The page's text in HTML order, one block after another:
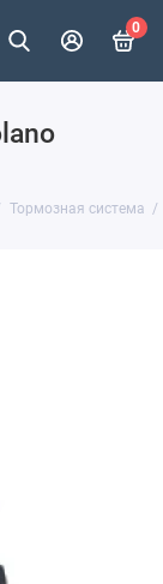
0
Тормозная система